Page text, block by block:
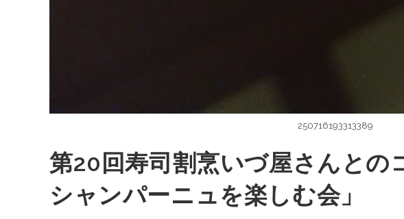
250716193313389
第20回寿司割烹いづ屋さんとの
シャンパーニュを楽しむ会」